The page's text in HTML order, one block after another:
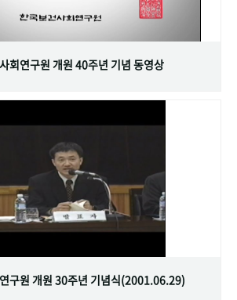
회연구원 개원 40주년 기념 동영상
구원 개원 30주년 기념식(2001.06.29)